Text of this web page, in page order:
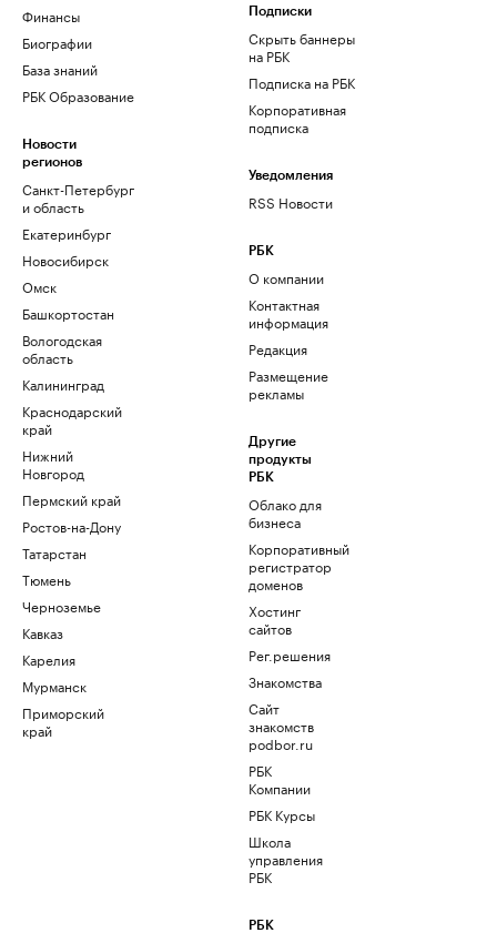
Финансы
Биографии
База знаний
РБК Образование
Новости
регионов
Санкт-Петербург
и область
Екатеринбург
Новосибирск
Омск
Башкортостан
Вологодская
область
Калининград
Краснодарский
край
Нижний
Новгород
Пермский край
Ростов-на-Дону
Татарстан
Тюмень
Черноземье
Кавказ
Карелия
Мурманск
Приморский
край
Подписки
Скрыть баннеры
на РБК
Подписка на РБК
Корпоративная
подписка
Уведомления
RSS Новости
РБК
О компании
Контактная
информация
Редакция
Размещение
рекламы
Другие
продукты
РБК
Облако для
бизнеса
Корпоративный
регистратор
доменов
Хостинг
сайтов
Рег.решения
Знакомства
Сайт
знакомств
podbor.ru
РБК
Компании
РБК Курсы
Школа
управления
РБК
РБК